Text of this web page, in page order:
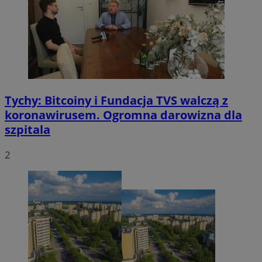
Tychy: Bitcoiny i Fundacja TVS walczą z
koronawirusem. Ogromna darowizna dla
szpitala
2
YouTube
.youtube.com
CookieScriptConsent
mojetychy.pl